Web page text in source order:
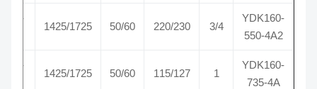
YDK160-
550-4A2
220/230
50/60
1425/1725
YDK160-
735-4A
115/127
50/60
1425/1725